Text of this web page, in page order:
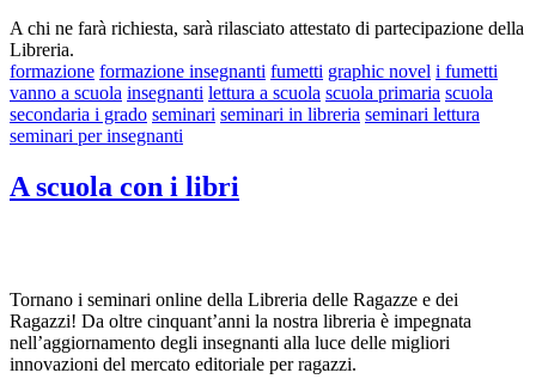
A chi ne farà richiesta, sarà rilasciato attestato di partecipazione della
Libreria.
formazione formazione insegnanti fumetti graphic novel i fumetti
vanno a scuola insegnanti lettura a scuola scuola primaria scuola
secondaria i grado seminari seminari in libreria seminari lettura
seminari per insegnanti
A scuola con i libri
Tornano i seminari online della Libreria delle Ragazze e dei
Ragazzi! Da oltre cinquant’anni la nostra libreria è impegnata
nell’aggiornamento degli insegnanti alla luce delle migliori
innovazioni del mercato editoriale per ragazzi.